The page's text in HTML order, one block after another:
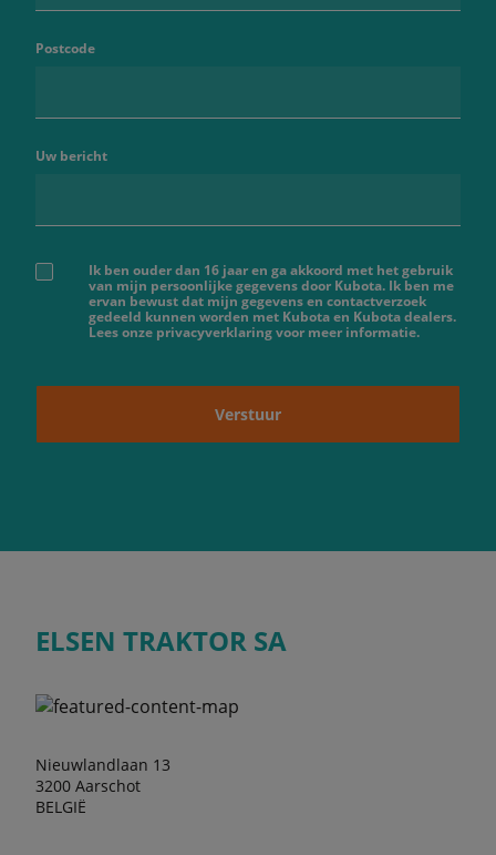
Postcode
Uw bericht
Ik ben ouder dan 16 jaar en ga akkoord met het gebruik
van mijn persoonlijke gegevens door Kubota. Ik ben me
ervan bewust dat mijn gegevens en contactverzoek
gedeeld kunnen worden met Kubota en Kubota dealers.
Lees onze privacyverklaring voor meer informatie.
Verstuur
ELSEN TRAKTOR SA
Nieuwlandlaan 13
3200 Aarschot
BELGIË